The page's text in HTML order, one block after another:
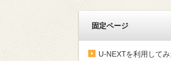
固定ページ
U-NEXTを利用して